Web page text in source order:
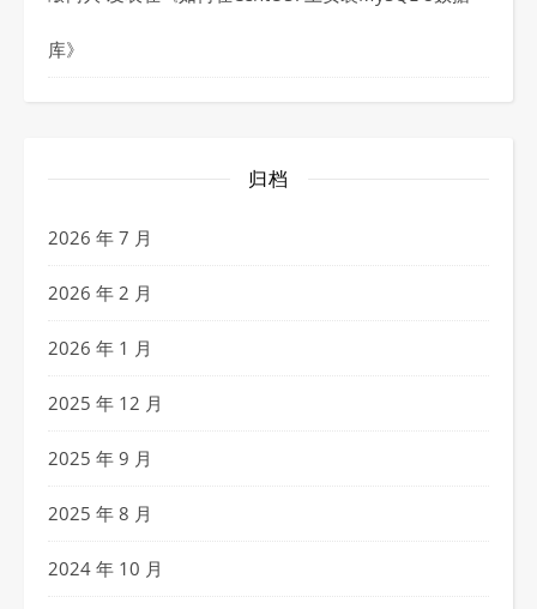
库》
归档
2026 年 7 月
2026 年 2 月
2026 年 1 月
2025 年 12 月
2025 年 9 月
2025 年 8 月
2024 年 10 月